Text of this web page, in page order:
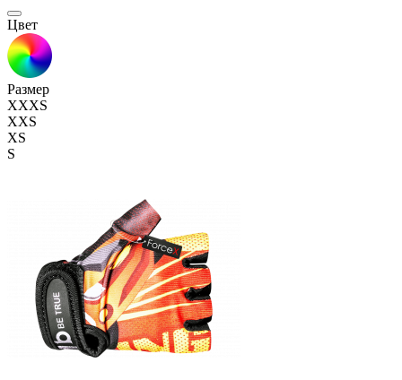
Цвет
Размер
XXXS
XXS
XS
S